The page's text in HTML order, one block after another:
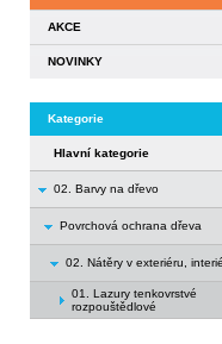
AKCE
NOVINKY
Kategorie
Hlavní kategorie
02. Barvy na dřevo
Povrchová ochrana dřeva
02. Nátěry v exteriéru,
01. Lazury tenkovrstvé
rozpouštědlové